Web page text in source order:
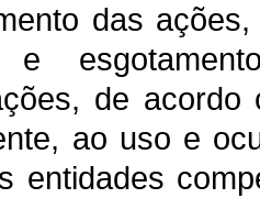
das
de
ao uso e
entidades